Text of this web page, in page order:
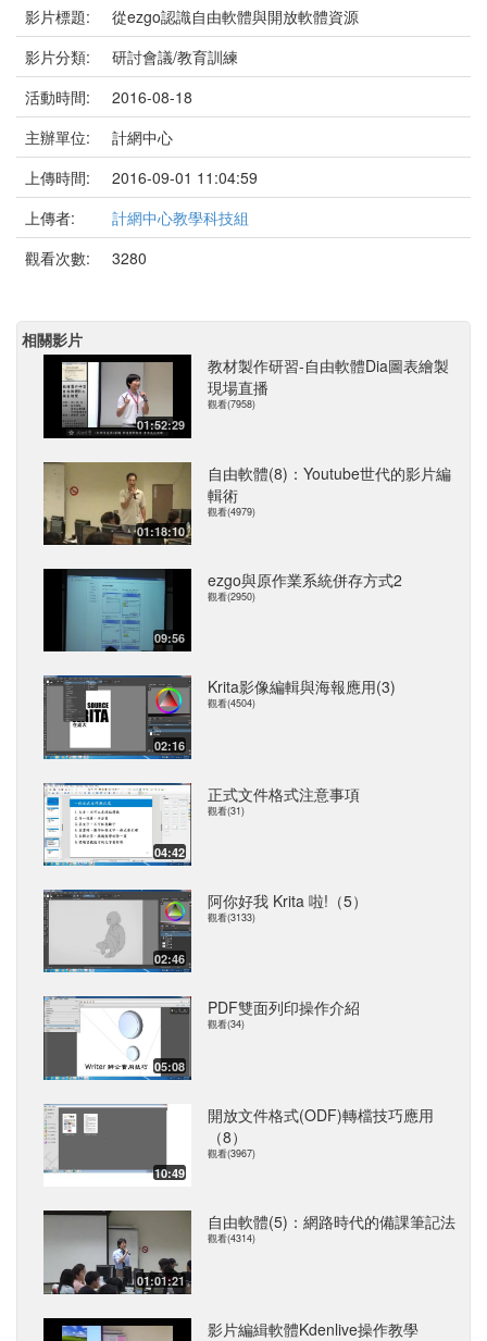
影片標題:
從ezgo認識自由軟體與開放軟體資源
影片分類:
研討會議/教育訓練
活動時間:
2016-08-18
主辦單位:
計網中心
上傳時間:
2016-09-01 11:04:59
上傳者:
計網中心教學科技組
觀看次數:
3280
相關影片
01:52:29
教材製作研習-自由軟體Dia圖表繪製
現場直播
觀看(7958)
01:18:10
自由軟體(8)：Youtube世代的影片編
輯術
觀看(4979)
09:56
ezgo與原作業系統併存方式2
觀看(2950)
02:16
Krita影像編輯與海報應用(3)
觀看(4504)
04:42
正式文件格式注意事項
觀看(31)
02:46
阿你好我 Krita 啦!（5）
觀看(3133)
05:08
PDF雙面列印操作介紹
觀看(34)
10:49
開放文件格式(ODF)轉檔技巧應用
（8）
觀看(3967)
01:01:21
自由軟體(5)：網路時代的備課筆記法
觀看(4314)
影片編緝軟體Kdenlive操作教學